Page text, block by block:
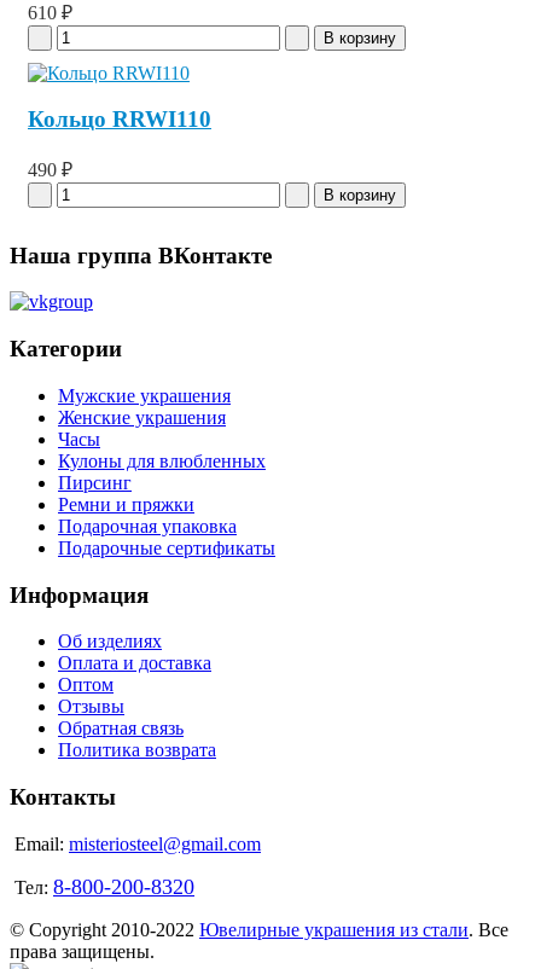
610 ₽
Кольцо RRWI110
490 ₽
Наша группа ВКонтакте
Категории
Мужские украшения
Женские украшения
Часы
Кулоны для влюбленных
Пирсинг
Ремни и пряжки
Подарочная упаковка
Подарочные сертификаты
Информация
Об изделиях
Оплата и доставка
Оптом
Отзывы
Обратная связь
Политика возврата
Контакты
Email: misteriosteel@gmail.com
Тел: 8-800-200-8320
© Copyright 2010-2022 Ювелирные украшения из стали. Все
права защищены.